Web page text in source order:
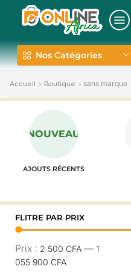
Nos Catégories
Accueil Boutique sans marque
NOUVEAU
AJOUTS RÉCENTS
FLITRE PAR PRIX
Prix : 2 500 CFA — 1
055 900 CFA